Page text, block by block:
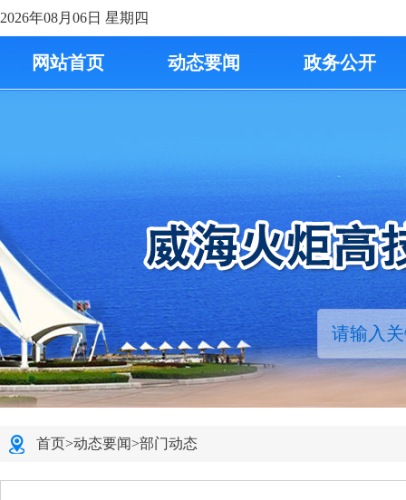
2026年08月06日 星期四
网站首页 动态要闻 政务公开
首页>动态要闻>部门动态